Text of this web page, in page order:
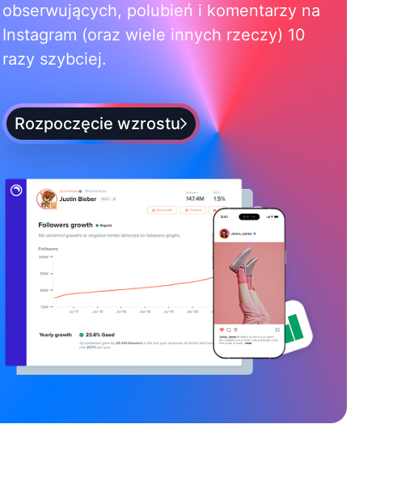
obserwujących, polubień i komentarzy na
Instagram (oraz wiele innych rzeczy) 10
razy szybciej.
Rozpoczęcie wzrostu